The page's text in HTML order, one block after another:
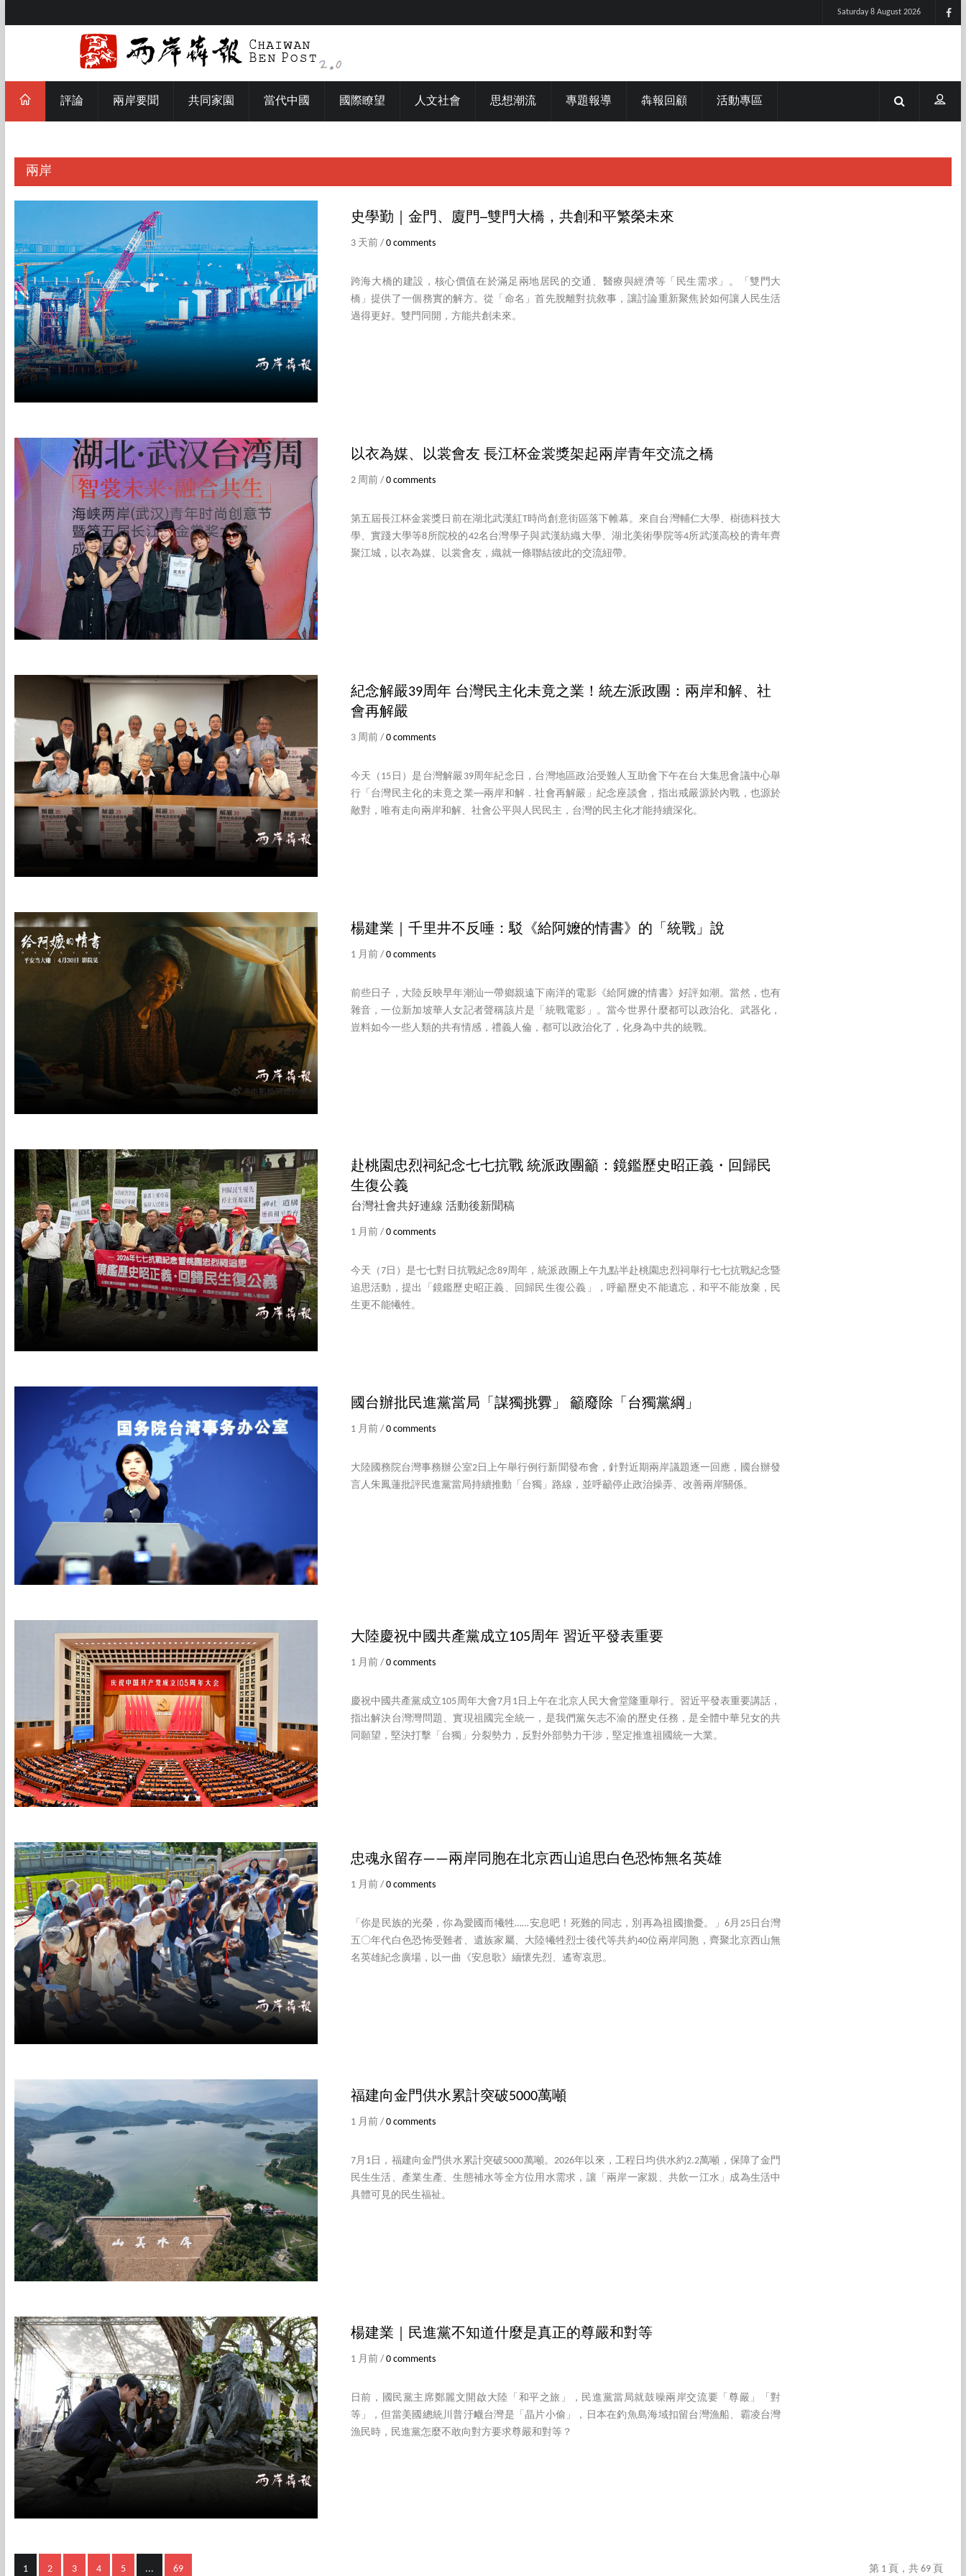
Saturday 8 August 2026
評論 兩岸要聞 共同家園 當代中國 國際瞭望 人文社會 思想潮流 專題報導 犇報回顧 活動專區
兩岸
史學勤｜金門、廈門─雙門大橋，共創和平繁榮未來
3 天前 / 0 comments
跨海大橋的建設，核心價值在於滿足兩地居民的交通、醫療與經濟等「民生需求」。「雙門大
橋」提供了一個務實的解方。從「命名」首先脫離對抗敘事，讓討論重新聚焦於如何讓人民生活
過得更好。雙門同開，方能共創未來。
以衣為媒、以裳會友 長江杯金裳獎架起兩岸青年交流之橋
2 周前 / 0 comments
第五屆長江杯金裳獎日前在湖北武漢紅T時尚創意街區落下帷幕。來自台灣輔仁大學、樹德科技大
學、實踐大學等8所院校的42名台灣學子與武漢紡織大學、湖北美術學院等4所武漢高校的青年齊
聚江城，以衣為媒、以裳會友，織就一條聯結彼此的交流紐帶。
紀念解嚴39周年 台灣民主化未竟之業！統左派政團：兩岸和解、社
會再解嚴
3 周前 / 0 comments
今天（15日）是台灣解嚴39周年紀念日，台灣地區政治受難人互助會下午在台大集思會議中心舉
行「台灣民主化的未竟之業──兩岸和解．社會再解嚴」紀念座談會，指出戒嚴源於內戰，也源於
敵對，唯有走向兩岸和解、社會公平與人民民主，台灣的民主化才能持續深化。
楊建業｜千里井不反唾：駁《給阿嬤的情書》的「統戰」說
1 月前 / 0 comments
前些日子，大陸反映早年潮汕一帶鄉親遠下南洋的電影《給阿嬤的情書》好評如潮。當然，也有
雜音，一位新加坡華人女記者聲稱該片是「統戰電影」。當今世界什麼都可以政治化、武器化，
豈料如今一些人類的共有情感，禮義人倫，都可以政治化了，化身為中共的統戰。
赴桃園忠烈祠紀念七七抗戰 統派政團籲：鏡鑑歷史昭正義・回歸民
生復公義
台灣社會共好連線 活動後新聞稿
1 月前 / 0 comments
今天（7日）是七七對日抗戰紀念89周年，統派政團上午九點半赴桃園忠烈祠舉行七七抗戰紀念暨
追思活動，提出「鏡鑑歷史昭正義、回歸民生復公義」，呼籲歷史不能遺忘，和平不能放棄，民
生更不能犧牲。
國台辦批民進黨當局「謀獨挑釁」 籲廢除「台獨黨綱」
1 月前 / 0 comments
大陸國務院台灣事務辦公室2日上午舉行例行新聞發布會，針對近期兩岸議題逐一回應，國台辦發
言人朱鳳蓮批評民進黨當局持續推動「台獨」路線，並呼籲停止政治操弄、改善兩岸關係。
大陸慶祝中國共產黨成立105周年 習近平發表重要
1 月前 / 0 comments
慶祝中國共產黨成立105周年大會7月1日上午在北京人民大會堂隆重舉行。習近平發表重要講話，
指出解決台灣灣問題、實現祖國完全統一，是我們黨矢志不渝的歷史任務，是全體中華兒女的共
同願望，堅決打擊「台獨」分裂勢力，反對外部勢力干涉，堅定推進祖國統一大業。
忠魂永留存——兩岸同胞在北京西山追思白色恐怖無名英雄
1 月前 / 0 comments
「你是民族的光榮，你為愛國而犧牲……安息吧！死難的同志，別再為祖國擔憂。」6月25日台灣
五〇年代白色恐怖受難者、遺族家屬、大陸犧牲烈士後代等共約40位兩岸同胞，齊聚北京西山無
名英雄紀念廣場，以一曲《安息歌》緬懷先烈、遙寄哀思。
福建向金門供水累計突破5000萬噸
1 月前 / 0 comments
7月1日，福建向金門供水累計突破5000萬噸。2026年以來，工程日均供水約2.2萬噸，保障了金門
民生生活、產業生產、生態補水等全方位用水需求，讓「兩岸一家親、共飲一江水」成為生活中
具體可見的民生福祉。
楊建業｜民進黨不知道什麼是真正的尊嚴和對等
1 月前 / 0 comments
日前，國民黨主席鄭麗文開啟大陸「和平之旅」，民進黨當局就鼓噪兩岸交流要「尊嚴」「對
等」，但當美國總統川普汙衊台灣是「晶片小偷」，日本在釣魚島海域扣留台灣漁船、霸凌台灣
漁民時，民進黨怎麼不敢向對方要求尊嚴和對等？
1 2 3 4 5 ... 69 第 1 頁，共 69 頁